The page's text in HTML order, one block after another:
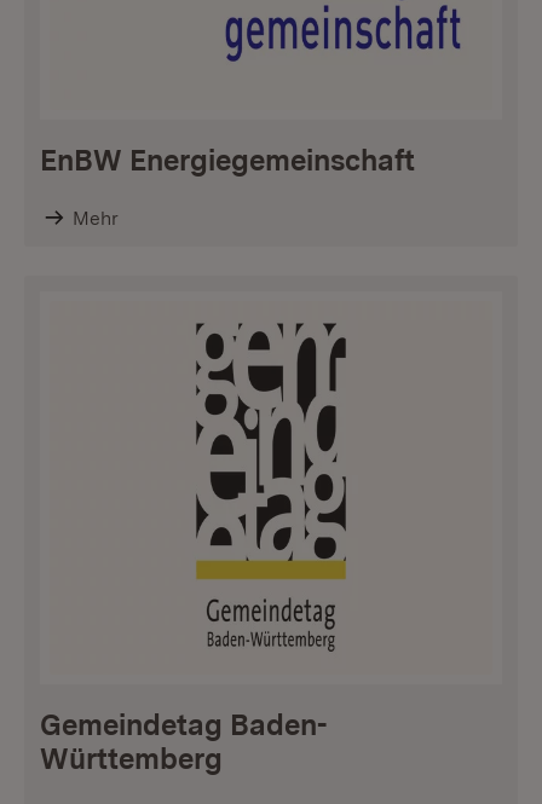
EnBW Energiegemeinschaft
Mehr
Gemeindetag Baden-
Württemberg